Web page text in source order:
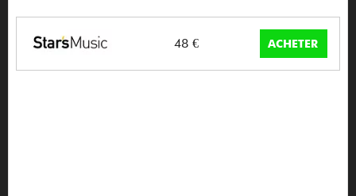
48 € ACHETER